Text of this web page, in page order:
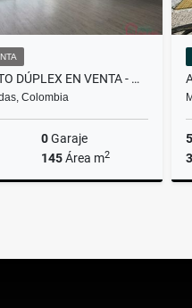
APARTAMENTO DÚPLEX EN VENTA - MILÁN - MANIZALES
Colombia
0Garaje
145Área m2
5
3